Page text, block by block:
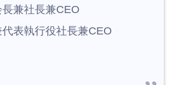
兼社長兼CEO
表執行役社長兼CEO